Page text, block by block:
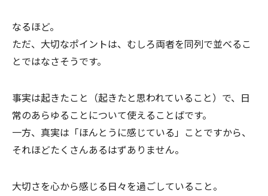
なるほど。
ただ、大切なポイントは、むしろ両者を同列で並べるこ
とではなさそうです。
事実は起きたこと（起きたと思われていること）で、日
常のあらゆることについて使えることばです。
一方、真実は「ほんとうに感じている」ことですから、
それほどたくさんあるはずありません。
大切さを心から感じる日々を過ごしていること。